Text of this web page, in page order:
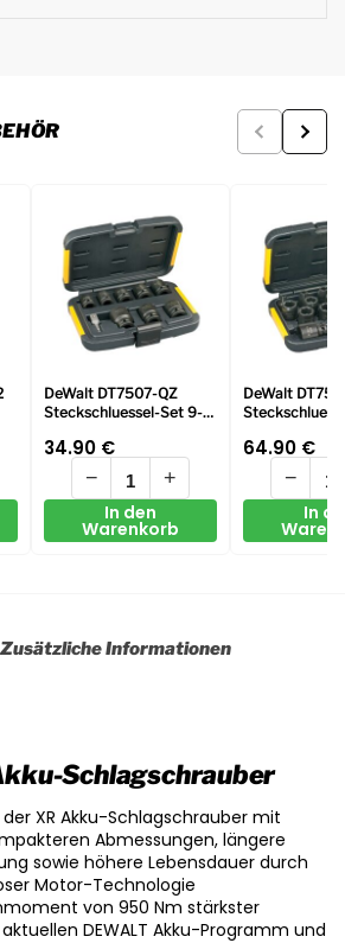
DeWalt DT7507-QZ
Steckschluessel-Set 9-
34.90 €
−
+
In den
Warenkorb
DeWalt
64.90 €
−
In
Zusätzliche Informationen
Schlagschrauber
XR Akku-Schlagschrauber mit
Abmessungen, längere
sowie höhere Lebensdauer durch
Motor-Technologie
von 950 Nm stärkster
DEWALT Akku-Programm und